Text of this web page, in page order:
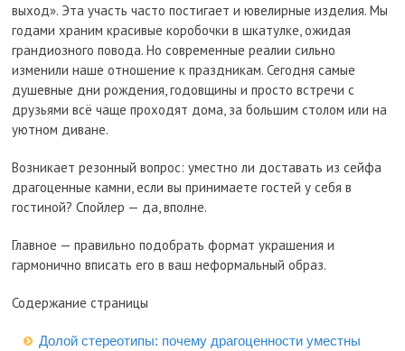
выход». Эта участь часто постигает и ювелирные изделия. Мы
годами храним красивые коробочки в шкатулке, ожидая
грандиозного повода. Но современные реалии сильно
изменили наше отношение к праздникам. Сегодня самые
душевные дни рождения, годовщины и просто встречи с
друзьями всё чаще проходят дома, за большим столом или на
уютном диване.
Возникает резонный вопрос: уместно ли доставать из сейфа
драгоценные камни, если вы принимаете гостей у себя в
гостиной? Спойлер — да, вполне.
Главное — правильно подобрать формат украшения и
гармонично вписать его в ваш неформальный образ.
Содержание страницы
Долой стереотипы: почему драгоценности уместны